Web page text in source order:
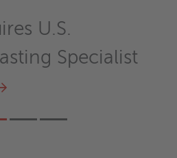
for High-
for the